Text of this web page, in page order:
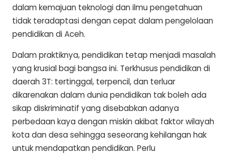
dalam kemajuan teknologi dan ilmu pengetahuan
tidak teradaptasi dengan cepat dalam pengelolaan
pendidikan di Aceh.
Dalam praktiknya, pendidikan tetap menjadi masalah
yang krusial bagi bangsa ini. Terkhusus pendidikan di
daerah 3T: tertinggal, terpencil, dan terluar
dikarenakan dalam dunia pendidikan tak boleh ada
sikap diskriminatif yang disebabkan adanya
perbedaan kaya dengan miskin akibat faktor wilayah
kota dan desa sehingga seseorang kehilangan hak
untuk mendapatkan pendidikan. Perlu